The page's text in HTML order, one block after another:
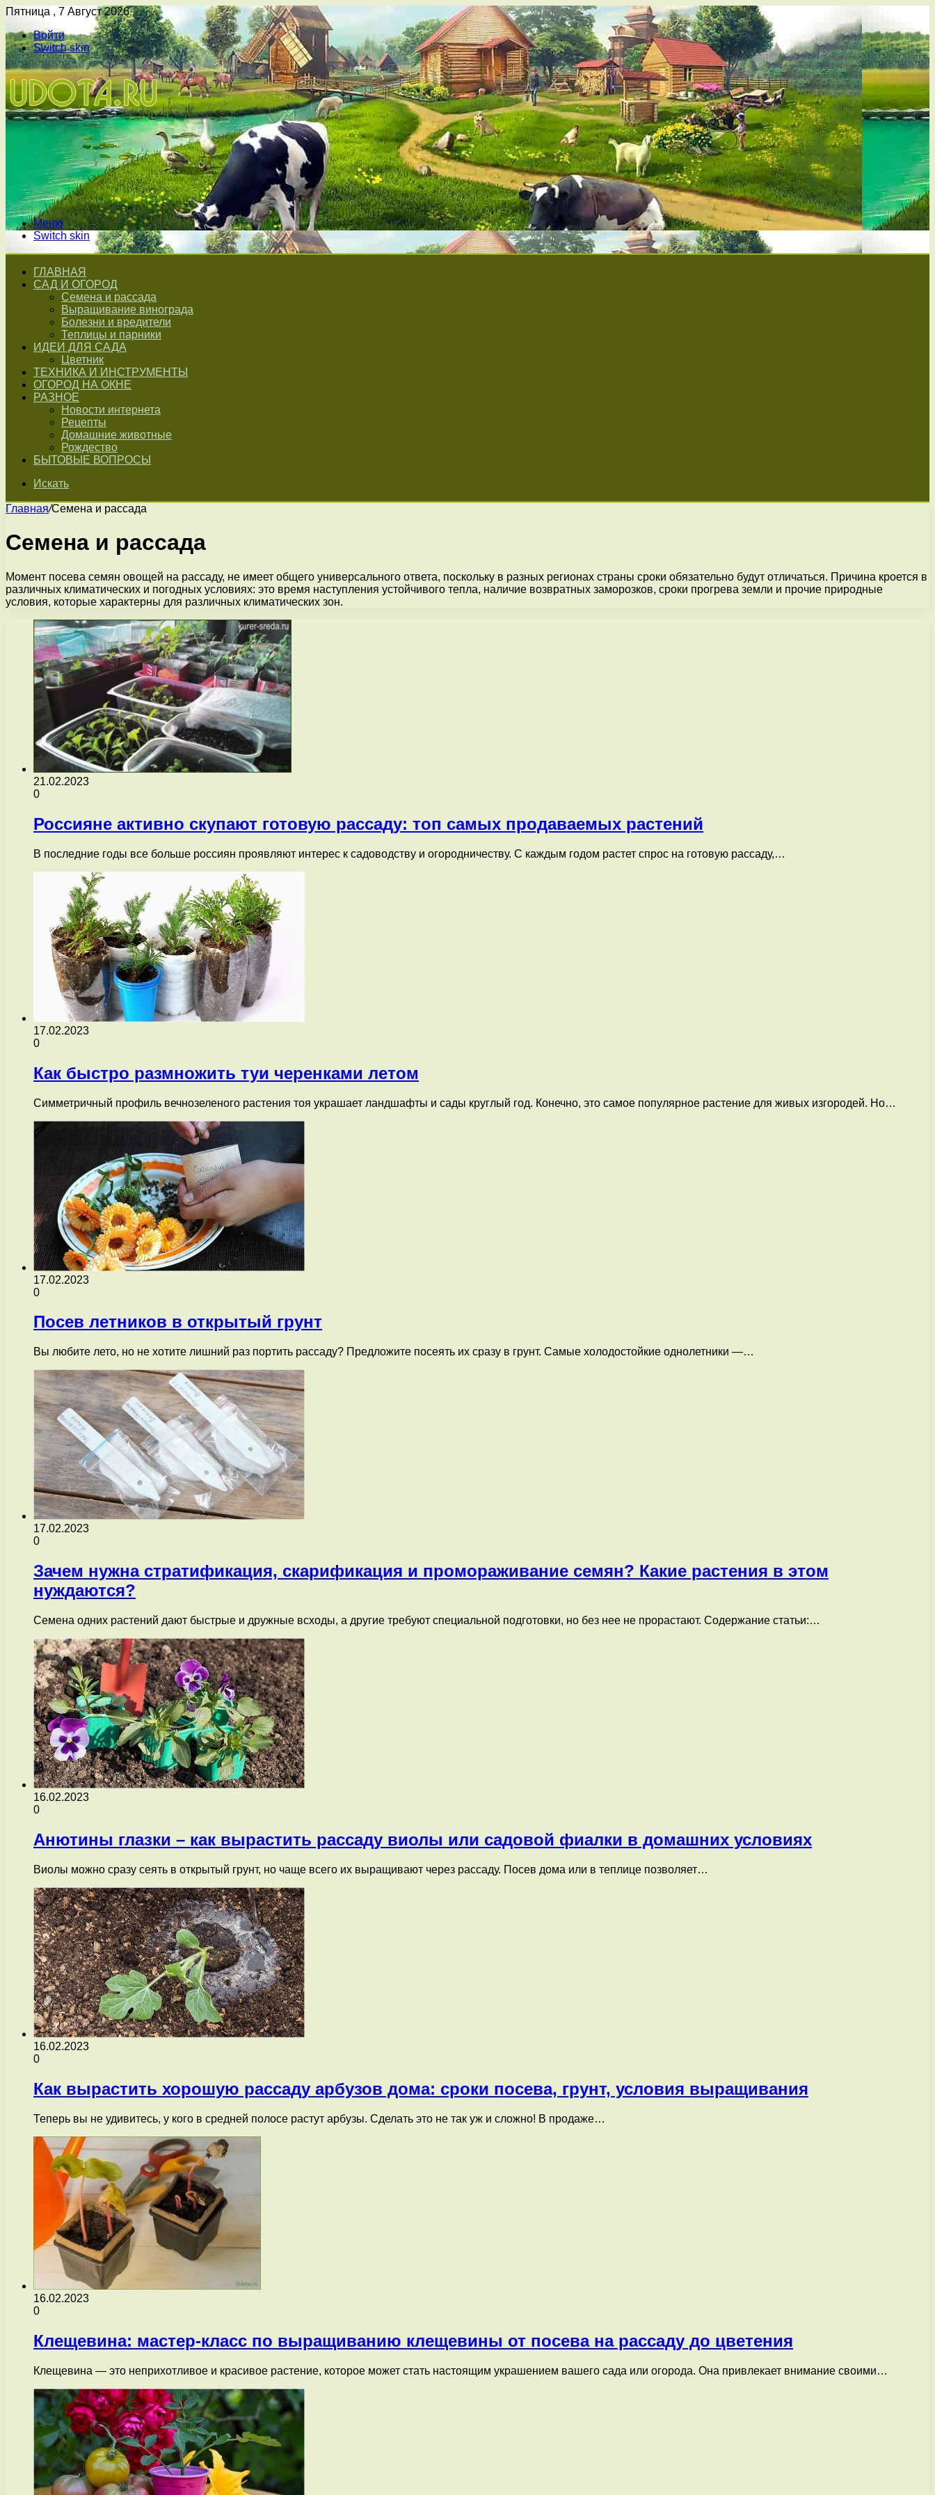
Пятница , 7 Август 2026
Войти
Switch skin
Меню
Switch skin
ГЛАВНАЯ
САД И ОГОРОД
Семена и рассада
Выращивание винограда
Болезни и вредители
Теплицы и парники
ИДЕИ ДЛЯ САДА
Цветник
ТЕХНИКА И ИНСТРУМЕНТЫ
ОГОРОД НА ОКНЕ
РАЗНОЕ
Новости интернета
Рецепты
Домашние животные
Рождество
БЫТОВЫЕ ВОПРОСЫ
Искать
Главная/Семена и рассада
Семена и рассада
Момент посева семян овощей на рассаду, не имеет общего универсального ответа, поскольку в разных регионах страны сроки обязательно будут отличаться. Причина кроется в
различных климатических и погодных условиях: это время наступления устойчивого тепла, наличие возвратных заморозков, сроки прогрева земли и прочие природные
условия, которые характерны для различных климатических зон.
21.02.2023
0
Россияне активно скупают готовую рассаду: топ самых продаваемых растений
В последние годы все больше россиян проявляют интерес к садоводству и огородничеству. С каждым годом растет спрос на готовую рассаду,…
17.02.2023
0
Как быстро размножить туи черенками летом
Симметричный профиль вечнозеленого растения тоя украшает ландшафты и сады круглый год. Конечно, это самое популярное растение для живых изгородей. Но…
17.02.2023
0
Посев летников в открытый грунт
Вы любите лето, но не хотите лишний раз портить рассаду? Предложите посеять их сразу в грунт. Самые холодостойкие однолетники —…
17.02.2023
0
Зачем нужна стратификация, скарификация и промораживание семян? Какие растения в этом
нуждаются?
Семена одних растений дают быстрые и дружные всходы, а другие требуют специальной подготовки, но без нее не прорастают. Содержание статьи:…
16.02.2023
0
Анютины глазки – как вырастить рассаду виолы или садовой фиалки в домашних условиях
Виолы можно сразу сеять в открытый грунт, но чаще всего их выращивают через рассаду. Посев дома или в теплице позволяет…
16.02.2023
0
Как вырастить хорошую рассаду арбузов дома: сроки посева, грунт, условия выращивания
Теперь вы не удивитесь, у кого в средней полосе растут арбузы. Сделать это не так уж и сложно! В продаже…
16.02.2023
0
Клещевина: мастер-класс по выращиванию клещевины от посева на рассаду до цветения
Клещевина — это неприхотливое и красивое растение, которое может стать настоящим украшением вашего сада или огорода. Она привлекает внимание своими…